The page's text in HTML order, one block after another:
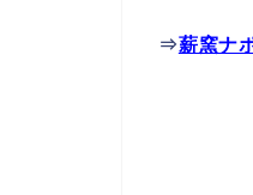
⇒薪窯ナ